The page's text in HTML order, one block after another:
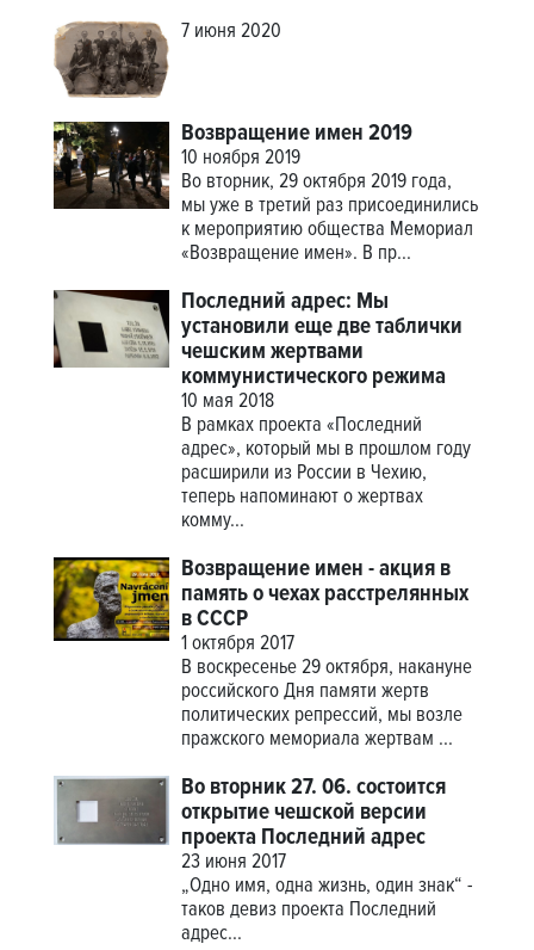
7 июня 2020
Возвращение имен 2019
10 ноября 2019
Во вторник, 29 октября 2019 года,
мы уже в третий раз присоединились
к мероприятию общества Мемориал
«Возвращение имен». В пр...
Последний адрес: Мы
установили еще две таблички
чешским жертвами
коммунистического режима
10 мая 2018
В рамках проекта «Последний
адрес», который мы в прошлом году
расширили из России в Чехию,
теперь напоминают о жертвах
комму...
Возвращение имен - акция в
память о чехах расстрелянных
в СССР
1 октября 2017
В воскресенье 29 октября, накануне
российского Дня памяти жертв
политических репрессий, мы возле
пражского мемориала жертвам ...
Во вторник 27. 06. состоится
открытие чешской версии
проекта Последний адрес
23 июня 2017
„Одно имя, одна жизнь, один знак“ -
таков девиз проекта Последний
адрес...